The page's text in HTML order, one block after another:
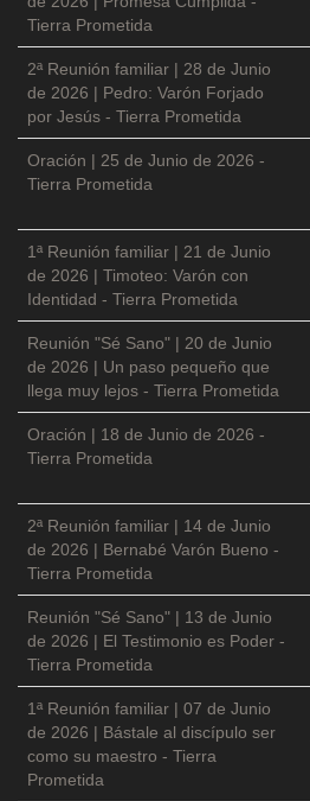
Tierra Prometida
2ª Reunión familiar | 28 de Junio
de 2026 | Pedro: Varón Forjado
por Jesús - Tierra Prometida
Oración | 25 de Junio de 2026 -
Tierra Prometida
1ª Reunión familiar | 21 de Junio
de 2026 | Timoteo: Varón con
Identidad - Tierra Prometida
Reunión "Sé Sano" | 20 de Junio
de 2026 | Un paso pequeño que
llega muy lejos - Tierra Prometida
Oración | 18 de Junio de 2026 -
Tierra Prometida
2ª Reunión familiar | 14 de Junio
de 2026 | Bernabé Varón Bueno -
Tierra Prometida
Reunión "Sé Sano" | 13 de Junio
de 2026 | El Testimonio es Poder -
Tierra Prometida
1ª Reunión familiar | 07 de Junio
de 2026 | Bástale al discípulo ser
como su maestro - Tierra
Prometida